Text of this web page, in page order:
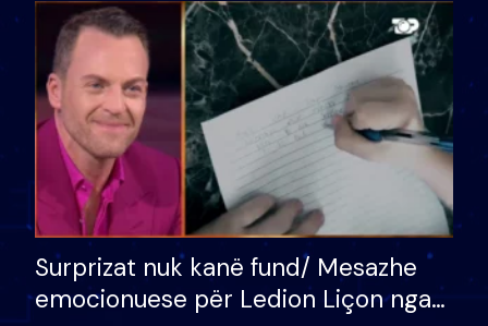
mungojë zilja e mëngjesit kur…
Surprizat nuk kanë fund/ Mesazhe
emocionuese për Ledion Liçon nga